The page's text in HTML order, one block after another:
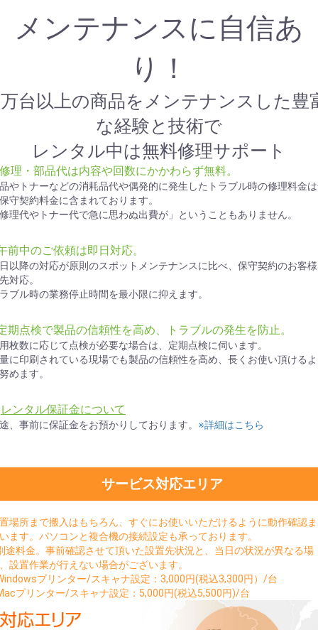
メンテナンスに自信あ
り！
台以上の商品をメンテナンスした豊
な経験と技術で
レンタル中は無料修理サポート
理・部品代は内容や回数にかかわらず無料。
やトナーなどの消耗品代や偶発的に発生したトラブル時の修理料金
守契約料金に含まれております。
理代やトナー代で急に思わぬ出費が」ということもありません。
前中のご依頼は即日対応。
以降の対応が原則のスポットメンテナンスに比べ、保守契約のお客
対応。
ブル時の業務停止時間を最小限に抑えます。
期点検で製品の信頼性を高め、トラブルの発生を防止。
枚数に応じて点検が必要な場合は、定期点検に伺います。
に印刷されている現場でも製品の信頼性を高め、長くお使い頂ける
めます。
レンタル保証金について
、事前に保証金をお預かりしております。 ※詳細はこちら
サービス対応エリア
場所まで搬入はもちろん、すぐにお使いいただけるように動作確認
ます。パソコンと複合機の接続設定も承っております。
途料金。事前確認させて頂いた設置先状況と、当日の状況が異なる場
設置作業が行えない場合がございます。
プリンター/スキャナ設定：3,000円(税込3,300円）/台
プリンター/スキャナ設定：5,000円(税込5,500円)/台